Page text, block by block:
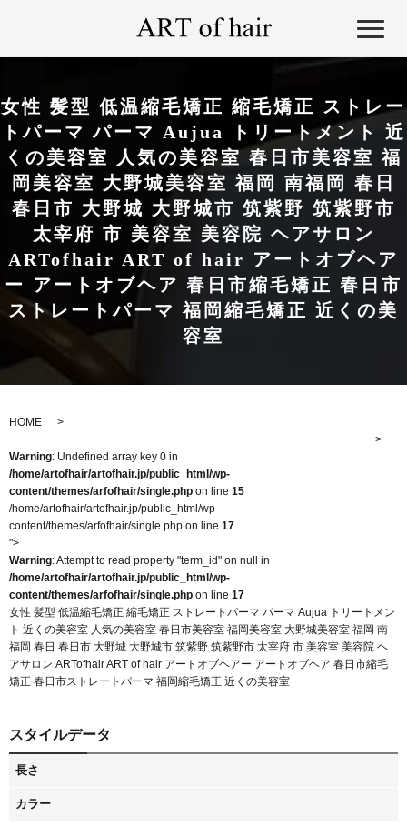
女性 髪型 低温縮毛矯正 縮毛矯正 ストレー
トパーマ パーマ Aujua トリートメント 近
くの美容室 人気の美容室 春日市美容室 福
岡美容室 大野城美容室 福岡 南福岡 春日
春日市 大野城 大野城市 筑紫野 筑紫野市
太宰府 市 美容室 美容院 ヘアサロン
ARTofhair ART of hair アートオブヘア
ー アートオブヘア 春日市縮毛矯正 春日市
ストレートパーマ 福岡縮毛矯正 近くの美
容室
HOME
Warning: Undefined array key 0 in
/home/artofhair/artofhair.jp/public_html/wp-
content/themes/arfofhair/single.php on line 15
/home/artofhair/artofhair.jp/public_html/wp-
content/themes/arfofhair/single.php on line 17
">
Warning: Attempt to read property "term_id" on null in
/home/artofhair/artofhair.jp/public_html/wp-
content/themes/arfofhair/single.php on line 17
女性 髪型 低温縮毛矯正 縮毛矯正 ストレートパーマ パーマ Aujua トリートメン
ト 近くの美容室 人気の美容室 春日市美容室 福岡美容室 大野城美容室 福岡 南
福岡 春日 春日市 大野城 大野城市 筑紫野 筑紫野市 太宰府 市 美容室 美容院 ヘ
アサロン ARTofhair ART of hair アートオブヘアー アートオブヘア 春日市縮毛
矯正 春日市ストレートパーマ 福岡縮毛矯正 近くの美容室
スタイルデータ
長さ
カラー